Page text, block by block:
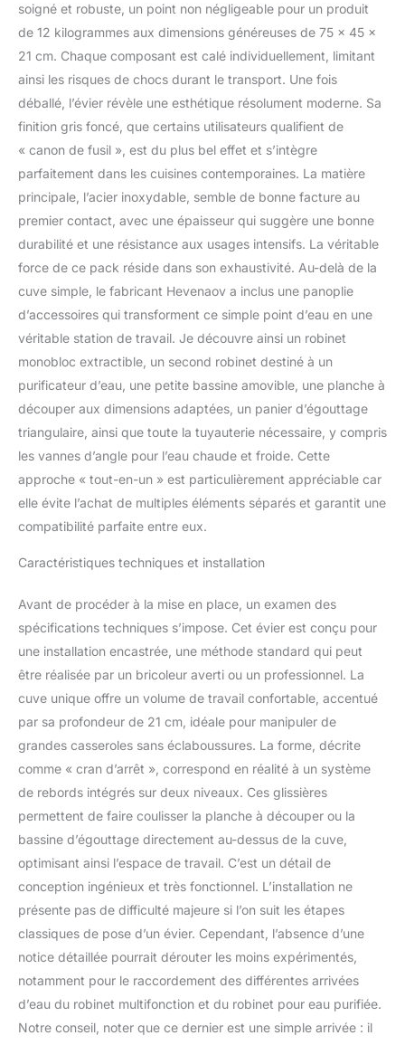
grandement votre
efficacité au travail.
【Évier de Cuisine de
qualité supérieure】cet
inoxydable 304 dispose
d'une excellente
résistance à la corrosion
et d'une durabilité, ce qui
défis des
environnements
humides, conserve son
aspect lumineux et
prolonge la durée de vie
de l'évier. Sa surface est
recouverte d'un nano-
revêtement résistant aux
taches qui facilite le
nettoyage et conserve
son bel aspect. Optez
pour cet investissement
durable et durable.
【Conception à double
marche】Sur le côté de
évier de cuisine, il est
conçu comme une
double marche. Vous
à découper, le bassin
d'égouttage en même
temps. Facile à déplacer
d'un côté à l'autre, vous
l'espace pour des
opérations de zonage
plus efficaces, vous
apportant une nouvelle
【Interrupteur à bouton
poussoir】Permettant de
changer facilement la
sortie d'eau. Esthétique
appuyez pour changer
de mode, une variété de
modes de sortie d'eau à
votre disposition.
souci】La période de
garantie de evier cuisine
est de 1 an. Si un
problème survient avec
soigné et robuste, un point non négligeable pour un produit
de 12 kilogrammes aux dimensions généreuses de 75 x 45 x
21 cm. Chaque composant est calé individuellement, limitant
ainsi les risques de chocs durant le transport. Une fois
déballé, l’évier révèle une esthétique résolument moderne. Sa
finition gris foncé, que certains utilisateurs qualifient de
« canon de fusil », est du plus bel effet et s’intègre
parfaitement dans les cuisines contemporaines. La matière
principale, l’acier inoxydable, semble de bonne facture au
premier contact, avec une épaisseur qui suggère une bonne
durabilité et une résistance aux usages intensifs. La véritable
force de ce pack réside dans son exhaustivité. Au-delà de la
cuve simple, le fabricant Hevenaov a inclus une panoplie
d’accessoires qui transforment ce simple point d’eau en une
véritable station de travail. Je découvre ainsi un robinet
monobloc extractible, un second robinet destiné à un
purificateur d’eau, une petite bassine amovible, une planche à
découper aux dimensions adaptées, un panier d’égouttage
triangulaire, ainsi que toute la tuyauterie nécessaire, y compris
les vannes d’angle pour l’eau chaude et froide. Cette
approche « tout-en-un » est particulièrement appréciable car
elle évite l’achat de multiples éléments séparés et garantit une
compatibilité parfaite entre eux.
Caractéristiques techniques et installation
Avant de procéder à la mise en place, un examen des
spécifications techniques s’impose. Cet évier est conçu pour
une installation encastrée, une méthode standard qui peut
être réalisée par un bricoleur averti ou un professionnel. La
cuve unique offre un volume de travail confortable, accentué
par sa profondeur de 21 cm, idéale pour manipuler de
grandes casseroles sans éclaboussures. La forme, décrite
comme « cran d’arrêt », correspond en réalité à un système
de rebords intégrés sur deux niveaux. Ces glissières
permettent de faire coulisser la planche à découper ou la
bassine d’égouttage directement au-dessus de la cuve,
optimisant ainsi l’espace de travail. C’est un détail de
conception ingénieux et très fonctionnel. L’installation ne
présente pas de difficulté majeure si l’on suit les étapes
classiques de pose d’un évier. Cependant, l’absence d’une
notice détaillée pourrait dérouter les moins expérimentés,
notamment pour le raccordement des différentes arrivées
d’eau du robinet multifonction et du robinet pour eau purifiée.
Notre conseil, noter que ce dernier est une simple arrivée : il